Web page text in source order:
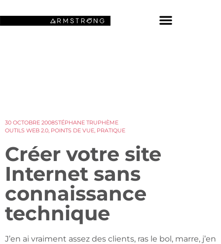
30 OCTOBRE 2008STÉPHANE TRUPHÈME
OUTILS WEB 2.0, POINTS DE VUE, PRATIQUE
Créer votre site
Internet sans
connaissance
technique
J’en ai vraiment assez des clients, ras le bol, marre, j’en